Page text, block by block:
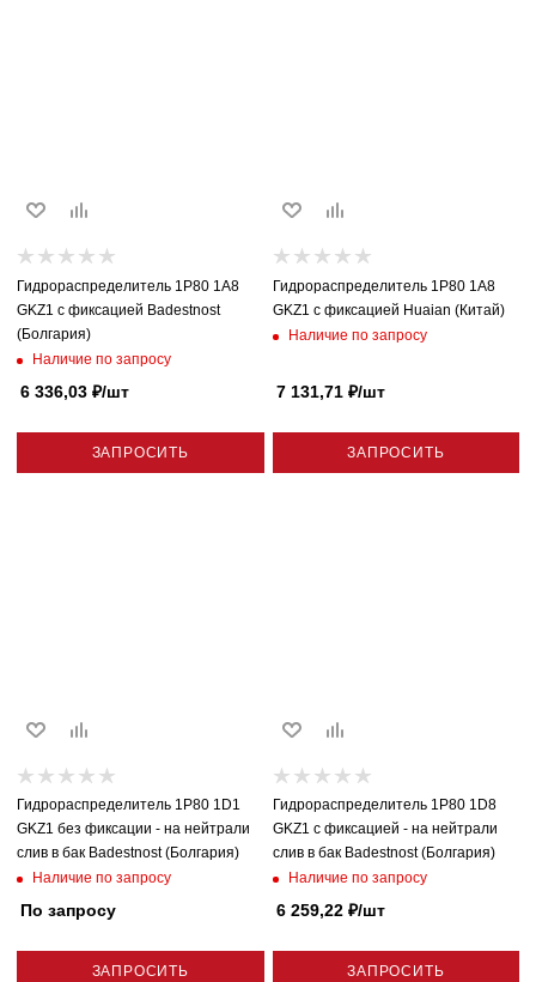
Гидрораспределитель 1P80 1A8
GKZ1 с фиксацией Badestnost
(Болгария)
Наличие по запросу
6 336,03 ₽/шт
ЗАПРОСИТЬ
Гидрораспределитель 1P80 1A8
GKZ1 с фиксацией Huaian (Китай)
Наличие по запросу
7 131,71₽/шт
ЗАПРОСИТЬ
Гидрораспределитель 1P80 1D1
GKZ1 без фиксации - на нейтрали
слив в бак Badestnost (Болгария)
Наличие по запросу
По запросу
ЗАПРОСИТЬ
Гидрораспределитель 1P80 1D8
GKZ1 с фиксацией - на нейтрали
слив в бак Badestnost (Болгария)
Наличие по запросу
6 259,22₽/шт
ЗАПРОСИТЬ